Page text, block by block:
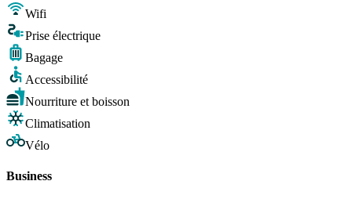
Wifi
Prise électrique
Bagage
Accessibilité
Nourriture et boisson
Climatisation
Vélo
Business